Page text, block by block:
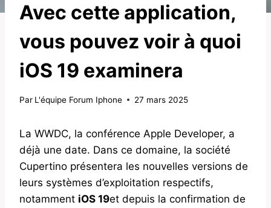
Avec cette application,
vous pouvez voir à quoi
iOS 19 examinera
Par L'équipe Forum Iphone 27 mars 2025
La WWDC, la conférence Apple Developer, a
déjà une date. Dans ce domaine, la société
Cupertino présentera les nouvelles versions de
leurs systèmes d’exploitation respectifs,
notamment iOS 19et depuis la confirmation de